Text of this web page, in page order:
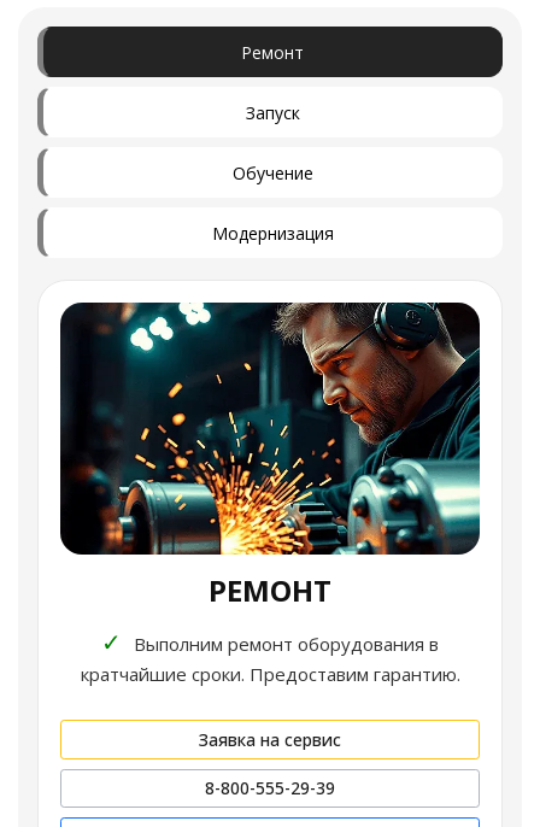
Ремонт
Запуск
Обучение
Модернизация
РЕМОНТ
✓
Выполним ремонт оборудования в
кратчайшие сроки. Предоставим гарантию.
Заявка на сервис
8-800-555-29-39